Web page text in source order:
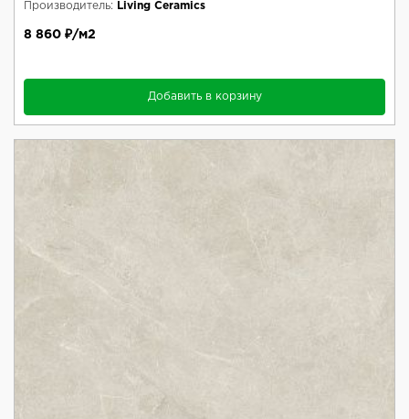
Производитель:
Living Ceramics
8 860 ₽/м2
Добавить в корзину